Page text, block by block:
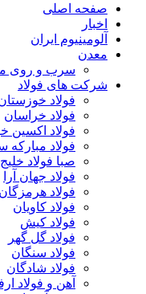
صفحه اصلی
اخبار
آلومینیوم ایران
معدن
سرب و روی
شرکت های فولاد
فولاد
فولاد خراسان
فولاد اکسین
فولاد مبارکه
صبا فولاد
فولاد جهان آرا
فولاد هرمزگان
فولاد کاویان
فولاد کیش
فولاد گل گهر
فولاد سنگان
فولاد شادگان
آهن و فولاد